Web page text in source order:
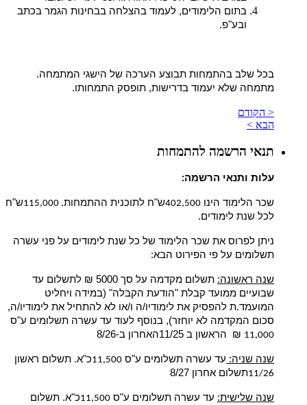
בתום הלימודים, לעמוד בהצלחה בבחינות הגמר בכתב
ובע"פ.
בכל שלב בהתמחות תבוצע הערכה של הישגי המתמחה.
מתמחה שלא יעמוד בדרישות, תופסק התמחותו.
< הקודם
הבא >
תנאי הרשמה להתמחות
עלות ותנאי הרשמה:
שכר הלימוד הינו 402,500ש"ח לתוכנית ההתמחות. 115,000
ש"ח
לכל שנת לימודים.
ניתן לפרוס את שכר הלימוד של כל שנת לימודים על פני עשרה
תשלומים על פי הפירוט הבא:
שנה ראשונה:
תשלום מקדמה על סך 5000 ₪ לתשלום עד
שבועיים ממועד קבלת "הודעת הקבלה" (במידה ויחליט
המועמד.ת להפסיק את לימודיו/ה ו/או לא להתחיל את לימודיו/ה,
סכום המקדמה לא יוחזר), בנוסף לעוד עד עשרה תשלומים ע"ס
11,000 ₪ הראשון ב 11/25האחרון ב-8/26
שנה שניה: עד עשרה תשלומים ע"ס 11,500כ"א. תשלום ראשון
11/26תשלום אחרון 8/27
שנה שלישית: עד עשרה תשלומים ע"ס 11,500כ"א. תשלום